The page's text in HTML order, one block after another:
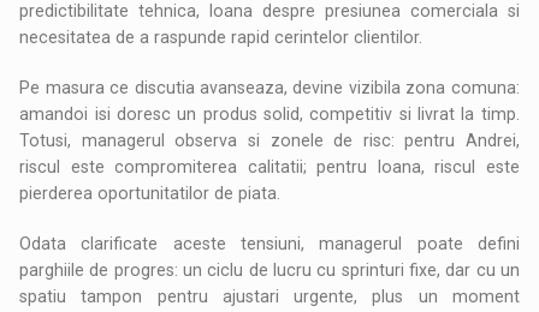
predictibilitate tehnica, Ioana despre presiunea comerciala si
necesitatea de a raspunde rapid cerintelor clientilor.
Pe masura ce discutia avanseaza, devine vizibila zona comuna:
amandoi isi doresc un produs solid, competitiv si livrat la timp.
Totusi, managerul observa si zonele de risc: pentru Andrei,
riscul este compromiterea calitatii; pentru Ioana, riscul este
pierderea oportunitatilor de piata.
Odata clarificate aceste tensiuni, managerul poate defini
parghiile de progres: un ciclu de lucru cu sprinturi fixe, dar cu un
spatiu tampon pentru ajustari urgente, plus un moment